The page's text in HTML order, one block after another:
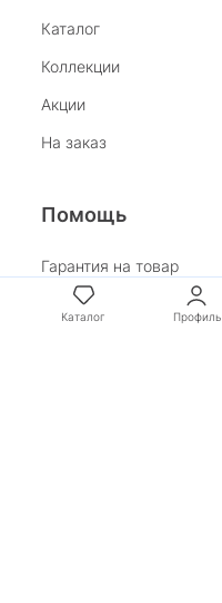
Каталог
Коллекции
Акции
На заказ
Помощь
Гарантия на товар
Возврат
Каталог Профиль